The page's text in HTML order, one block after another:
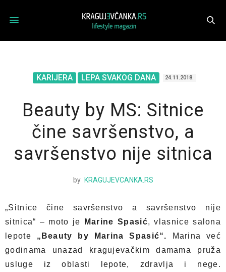
KARIJERA LEPA SVAKOG DANA 24.11.2018.
Beauty by MS: Sitnice
čine savršenstvo, a
savršenstvo nije sitnica
by KRAGUJEVCANKA.RS
„Sitnice čine savršenstvo a savršenstvo nije
sitnica“ – moto je
Marine Spasić, vlasnice salona
lepote „Beauty by Marina Spasić“.
Marina već
godinama unazad kragujevačkim damama pruža
usluge iz oblasti lepote, zdravlja i nege.